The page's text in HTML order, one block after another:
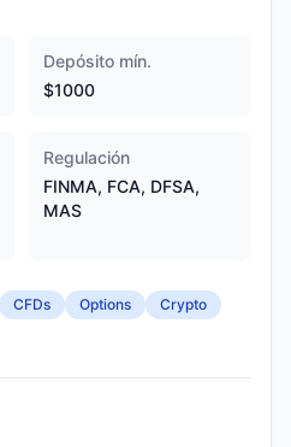
Depósito mín.
$1000
Regulación
FINMA, FCA, DFSA,
MAS
CFDs Options
Crypto